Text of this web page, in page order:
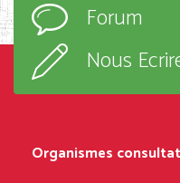
d’enseignement,
type
Forum
Nous
Organismes